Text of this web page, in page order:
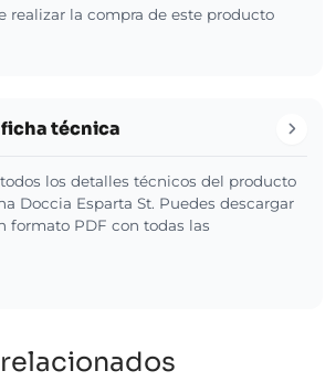
realizar la compra de este producto
técnica
los detalles técnicos del producto
Doccia Esparta St. Puedes descargar
formato PDF con todas las